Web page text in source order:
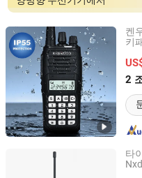
켄
키
2
Quanzhou Gubao
Fujian, China
타